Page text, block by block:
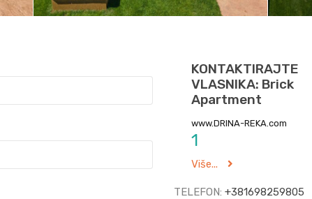
KONTAKTIRAJTE
VLASNIKA: Brick
Apartment
www.DRINA-REKA.com
1
Više...
TELEFON:+381698259805